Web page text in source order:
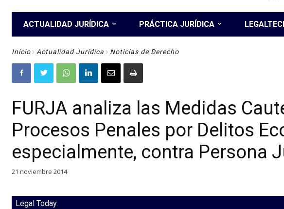
ACTUALIDAD JURÍDICA PRÁCTICA JURÍDICA
Inicio Actualidad Jurídica Noticias de Derecho
FURJA analiza las Medidas
Procesos Penales por Delitos
especialmente, contra Persona
21 noviembre 2014
Legal Today